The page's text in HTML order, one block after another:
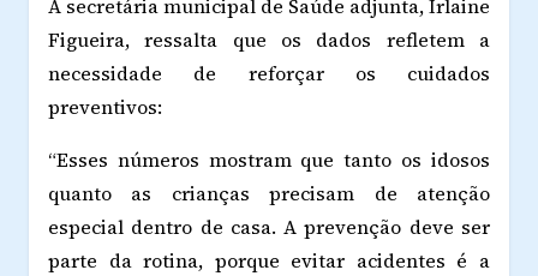
A secretária municipal de Saúde adjunta, Irlaine
Figueira, ressalta que os dados refletem a
necessidade de reforçar os cuidados
preventivos:
“Esses números mostram que tanto os idosos
quanto as crianças precisam de atenção
especial dentro de casa. A prevenção deve ser
parte da rotina, porque evitar acidentes é a